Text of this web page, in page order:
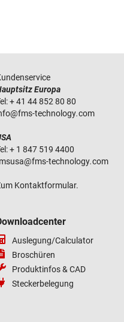
Europa
+ 41 44 852 80 80
@fms-technology.com
+ 1 847 519 4400
@fms-technology.com
Kontaktformular.
Auslegung/Calculator
Broschüren
Produktinfos & CAD
Steckerbelegung